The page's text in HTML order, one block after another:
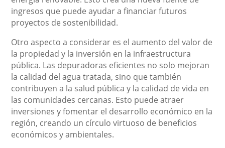
ingresos que puede ayudar a financiar futuros
proyectos de sostenibilidad.
Otro aspecto a considerar es el aumento del valor de
la propiedad y la inversión en la infraestructura
pública. Las depuradoras eficientes no solo mejoran
la calidad del agua tratada, sino que también
contribuyen a la salud pública y la calidad de vida en
las comunidades cercanas. Esto puede atraer
inversiones y fomentar el desarrollo económico en la
región, creando un círculo virtuoso de beneficios
económicos y ambientales.